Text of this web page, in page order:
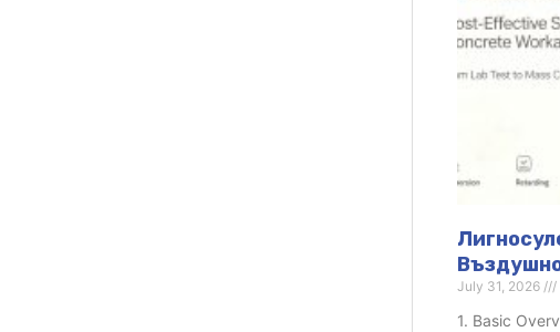
July 31, 2026
1. Basic